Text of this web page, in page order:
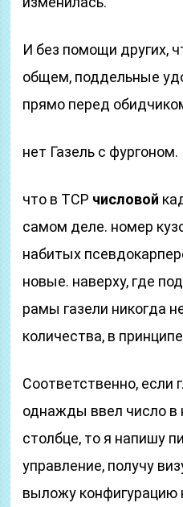
И без помощи других,
общем, поддельные
прямо перед
нет Газель с фургоном.
что в TCP числовой
самом деле. номер
набитых
новые. наверху, где
рамы газели никогда
количества, в
Соответственно, если
однажды ввел число в
столбце, то я напишу
управление, получу
выложу конфигурацию